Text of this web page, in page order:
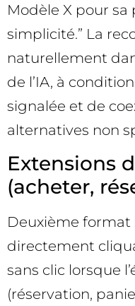
Modèle X pour sa
simplicité.” La
naturellement
de l’IA, à
signalée et de
alternatives non
Extensions
(acheter,
Deuxième format
directement
sans clic lorsque
(réservation,